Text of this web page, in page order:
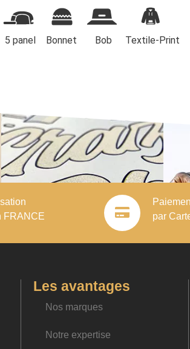
5 panel Bonnet Bob Textile-Print
FRANCE
par
Les avantages
Nos marques
Notre expertise